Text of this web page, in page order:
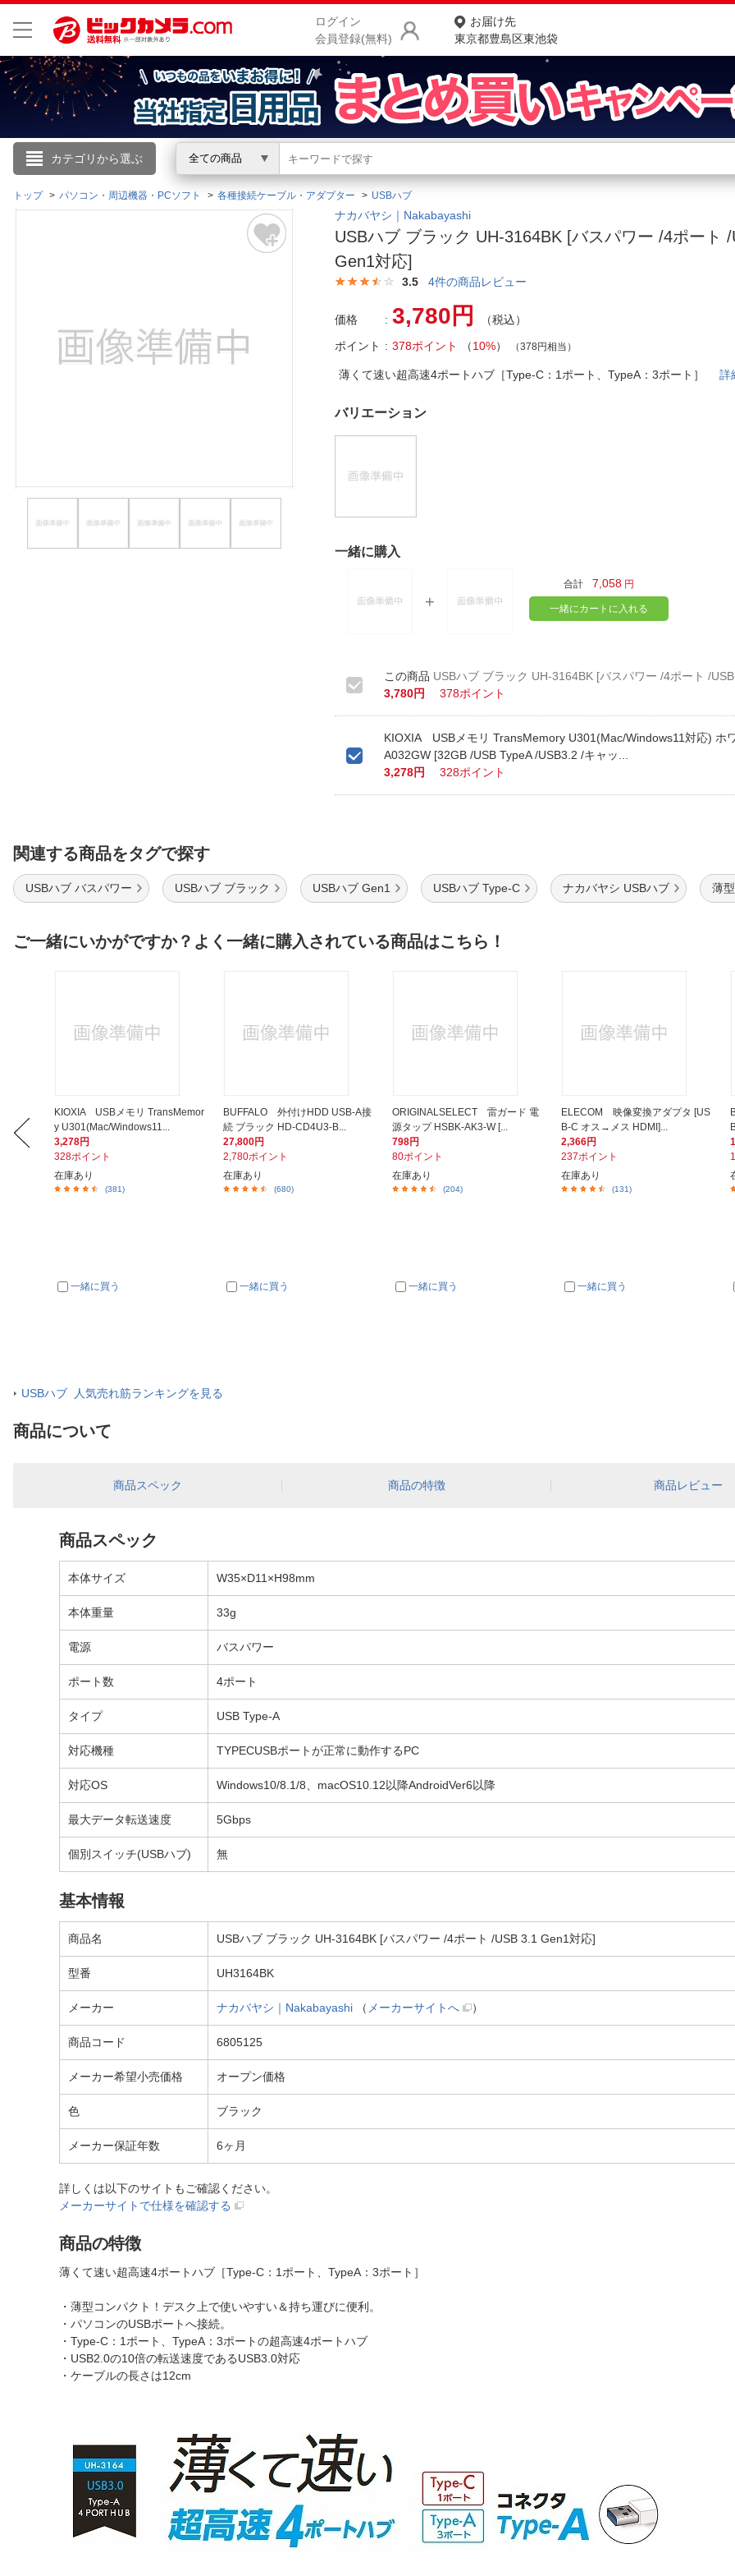
ログイン
会員登録(無料)
お届け先
東京都豊島区東池袋
カテゴリから選ぶ 全ての商品
こんにちは
ログイン
閲覧履歴
商品をさがす
ランキングからさがす
カテゴリ一覧からさがす
お客様サポート
ご利用ガイド
よくある質問・お問合せ
トップ パソコン・周辺機器・PCソフト 各種接続ケーブル・アダプター USBハブ
ナカバヤシ｜Nakabayashi
USBハブ ブラック UH-3164BK [バスパワー /4ポート
Gen1対応]
3.5 4件の商品レビュー
価格 3,780円
（税込）
ポイント
378ポイント （10%） （378円相当）
薄くて速い超高速4ポートハブ［Type-C：1ポート、TypeA：3ポート］詳
バリエーション
一緒に購入
合計 7,058 円
一緒にカートに入れる
USBハブ ブラック UH-3164BK [バスパワー /4ポート /
3,780円
378ポイント
KIOXIA USBメモリ TransMemory U301(Mac/Windows11対応) ホ
A032GW [32GB /USB TypeA /USB3.2 /キャッ...
3,278円
328ポイント
関連する商品をタグで探す
USBハブ バスパワー USBハブ ブラック USBハブ Gen1 USBハブ Type-C ナカバヤシ USBハブ 薄
ご一緒にいかがですか？よく一緒に購入されている商品はこちら！
KIOXIA USBメモリ TransMemor
y U301(Mac/Windows11...
3,278円
328ポイント
在庫あり
(381)
一緒に買う
BUFFALO 外付けHDD USB-A接
続 ブラック HD-CD4U3-B...
27,800円
2,780ポイント
在庫あり
(680)
一緒に買う
ORIGINALSELECT 雷ガード 電
源タップ HSBK-AK3-W [...
798円
80ポイント
在庫あり
(204)
一緒に買う
ELECOM 映像変換アダプタ [US
B-C オス→メス HDMI]...
2,366円
237ポイント
在庫あり
(131)
一緒に買う
USBハブ 人気売れ筋ランキングを見る
商品について
商品スペック 商品の特徴 商品レビュー
商品スペック
本体サイズ W35×D11×H98mm
本体重量 33g
電源 バスパワー
ポート数 4ポート
タイプ USB Type-A
対応機種 TYPECUSBポートが正常に動作するPC
対応OS Windows10/8.1/8、macOS10.12以降AndroidVer6以降
最大データ転送速度 5Gbps
個別スイッチ(USBハブ) 無
基本情報
商品名 USBハブ ブラック UH-3164BK [バスパワー /4ポート /USB 3.1 Gen1対応]
型番 UH3164BK
メーカー ナカバヤシ｜Nakabayashi （ メーカーサイトへ ）
商品コード 6805125
メーカー希望小売価格 オープン価格
色 ブラック
メーカー保証年数 6ヶ月
詳しくは以下のサイトもご確認ください。
メーカーサイトで仕様を確認する
商品の特徴
薄くて速い超高速4ポートハブ［Type-C：1ポート、TypeA：3ポート］
・薄型コンパクト！デスク上で使いやすい＆持ち運びに便利。
・パソコンのUSBポートへ接続。
・Type-C：1ポート、TypeA：3ポートの超高速4ポートハブ
・USB2.0の10倍の転送速度であるUSB3.0対応
・ケーブルの長さは12cm